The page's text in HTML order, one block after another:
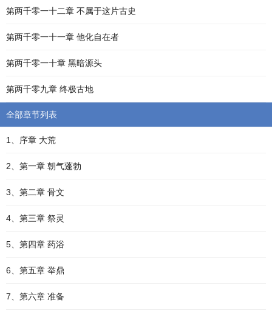
第两千零一十二章 不属于这片古史
第两千零一十一章 他化自在者
第两千零一十章 黑暗源头
第两千零九章 终极古地
全部章节列表
1、序章 大荒
2、第一章 朝气蓬勃
3、第二章 骨文
4、第三章 祭灵
5、第四章 药浴
6、第五章 举鼎
7、第六章 准备